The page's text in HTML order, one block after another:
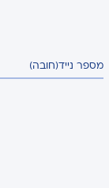
מספר נייד(חובה)